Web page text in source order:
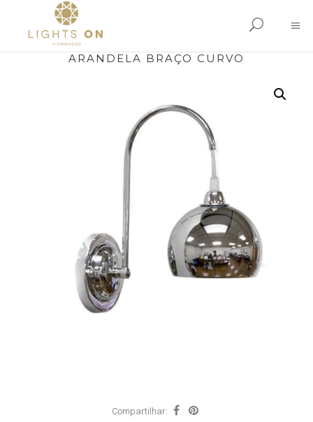
ARANDELA BRAÇO CURVO
Compartilhar: